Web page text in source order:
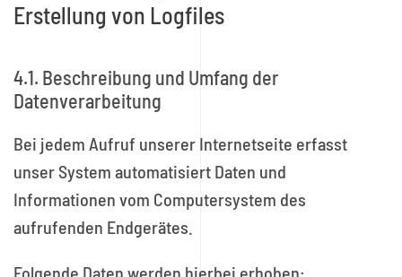
Erstellung von Logfiles
4.1. Beschreibung und Umfang der
Datenverarbeitung
Bei jedem Aufruf unserer Internetseite erfasst
unser System automatisiert Daten und
Informationen vom Computersystem des
aufrufenden Endgerätes.
Folgende Daten werden hierbei erhoben: